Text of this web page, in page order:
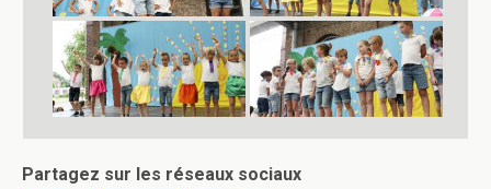
Partagez sur les réseaux sociaux